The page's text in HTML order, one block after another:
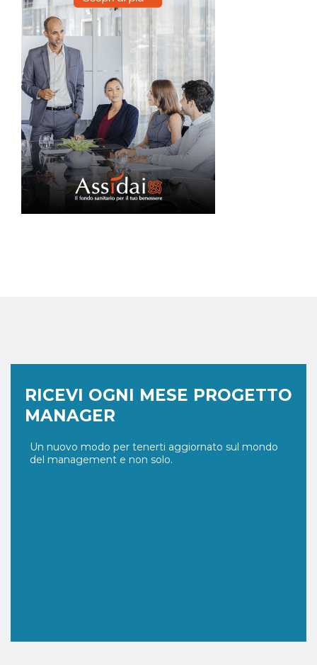
RICEVI OGNI MESE PROGETTO
MANAGER
Un nuovo modo per tenerti aggiornato sul mondo
del management e non solo.